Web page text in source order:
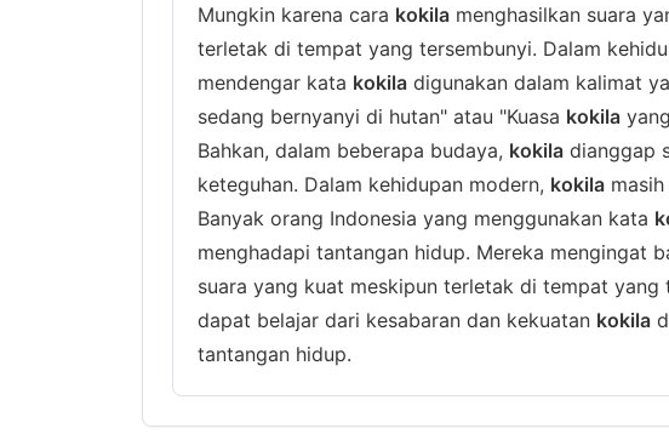
Mungkin karena cara kokila menghasilkan suara
terletak di tempat yang tersembunyi. Dalam
mendengar kata kokila digunakan dalam kalimat
sedang bernyanyi di hutan" atau "Kuasa kokila
Bahkan, dalam beberapa budaya, kokila dianggap
keteguhan. Dalam kehidupan modern, kokila
Banyak orang Indonesia yang menggunakan kata
menghadapi tantangan hidup. Mereka mengingat
suara yang kuat meskipun terletak di tempat yang
dapat belajar dari kesabaran dan kekuatan kokila
tantangan hidup.